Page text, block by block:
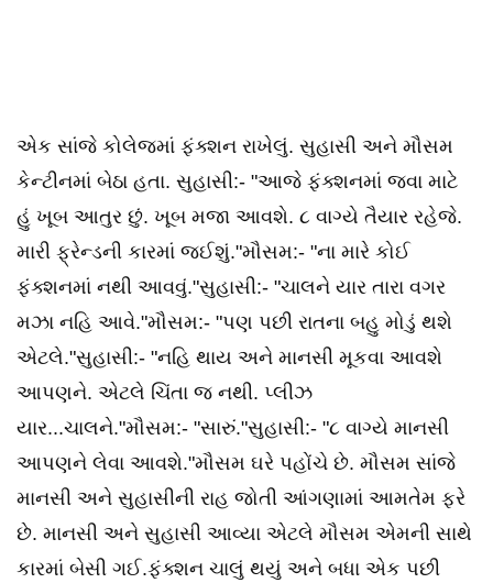
એક સાંજે કોલેજમાં ફંક્શન રાખેલું. સુહાસી અને મૌસમ
કેન્ટીનમાં બેઠા હતા. સુહાસી:- "આજે ફંક્શનમાં જવા માટે
હું ખૂબ આતુર છું. ખૂબ મજા આવશે. ૮ વાગ્યે તૈયાર રહેજે.
મારી ફ્રેન્ડની કારમાં જઈશું."મૌસમ:- "ના મારે કોઈ
ફંક્શનમાં નથી આવવું."સુહાસી:- "ચાલને યાર તારા વગર
મઝા નહિ આવે."મૌસમ:- "પણ પછી રાતના બહુ મોડું થશે
એટલે."સુહાસી:- "નહિ થાય અને માનસી મૂકવા આવશે
આપણને. એટલે ચિંતા જ નથી. પ્લીઝ
યાર...ચાલને."મૌસમ:- "સારું."સુહાસી:- "૮ વાગ્યે માનસી
આપણને લેવા આવશે."મૌસમ ઘરે પહોંચે છે. મૌસમ સાંજે
માનસી અને સુહાસીની રાહ જોતી આંગણામાં આમતેમ ફરે
છે. માનસી અને સુહાસી આવ્યા એટલે મૌસમ એમની સાથે
કારમાં બેસી ગઈ.ફંક્શન ચાલું થયું અને બધા એક પછી